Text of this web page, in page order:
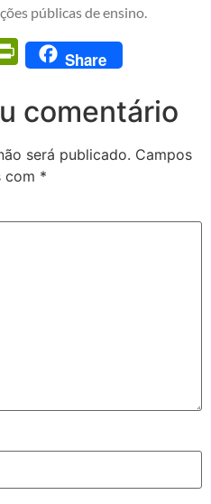
públicas de ensino.
PrintFriendly
Share
comentário
será publicado. Campos
com *